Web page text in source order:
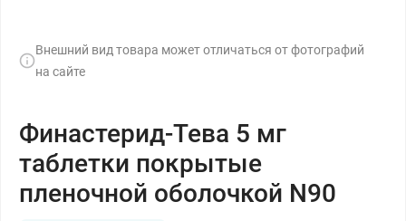
Внешний вид товара может отличаться от фотографий
на сайте
Финастерид-Тева 5 мг
таблетки покрытые
пленочной оболочкой N90